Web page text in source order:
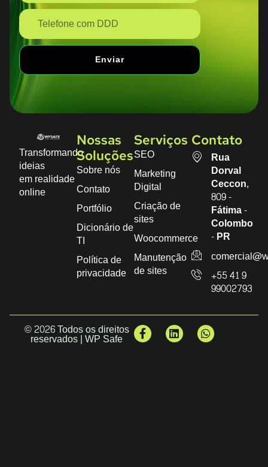
Enviar
Transformando
ideias
em realidade
online
Nossas
Soluções
Sobre nós
Contato
Portfólio
Dicionário de
TI
Política de
privacidade
Serviços
SEO
Marketing
Digital
Criação de
sites
Woocommerce
Manutenção
de sites
Contato
Rua
Dorval
Ceccon,
809 -
Fátima -
Colombo
- PR
+55 41 9
99002793
© 2026 Todos os direitos
reservados | WP Safe